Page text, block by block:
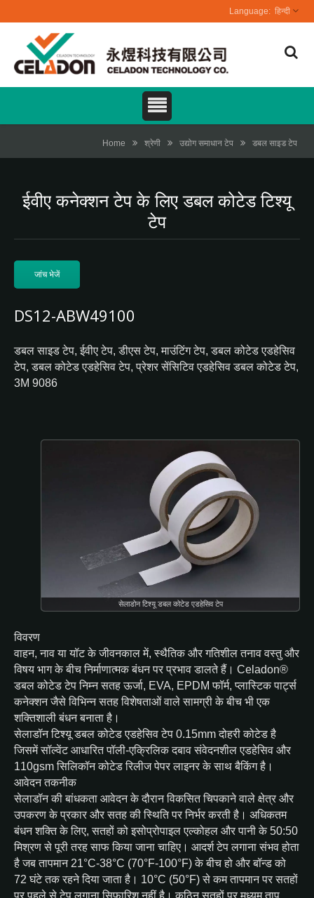
हिन्दी
Home श्रेणी उद्योग समाधान टेप डबल साइड टेप
ईवीए कनेक्शन टेप के लिए डबल कोटेड टिश्यू
टेप
जांच भेजें
DS12-ABW49100
डबल साइड टेप, ईवीए टेप, डीएस टेप, माउंटिंग टेप, डबल कोटेड एडहेसिव
टेप, डबल कोटेड एडहेसिव टेप, प्रेशर सेंसिटिव एडहेसिव डबल कोटेड टेप,
3M 9086
सेलाडोन टिश्यू डबल कोटेड एडहेसिव टेप
विवरण
वाहन, नाव या यॉट के जीवनकाल में, स्थैतिक और गतिशील तनाव वस्तु और
विषय भाग के बीच निर्माणात्मक बंधन पर प्रभाव डालते हैं। Celadon®
डबल कोटेड टेप निम्न सतह ऊर्जा, EVA, EPDM फॉर्म, प्लास्टिक पार्ट्स
कनेक्शन जैसे विभिन्न सतह विशेषताओं वाले सामग्री के बीच भी एक
शक्तिशाली बंधन बनाता है।
सेलाडॉन टिश्यू डबल कोटेड एडहेसिव टेप 0.15mm दोहरी कोटेड है
जिसमें सॉल्वेंट आधारित पॉली-एक्रिलिक दबाव संवेदनशील एडहेसिव और
110gsm सिलिकॉन कोटेड रिलीज पेपर लाइनर के साथ बैकिंग है।
आवेदन तकनीक
सेलाडॉन की बांधकता आवेदन के दौरान विकसित चिपकाने वाले क्षेत्र और
उपकरण के प्रकार और सतह की स्थिति पर निर्भर करती है। अधिकतम
बंधन शक्ति के लिए, सतहों को इसोप्रोपाइल एल्कोहल और पानी के 50:50
मिश्रण से पूरी तरह साफ किया जाना चाहिए। आदर्श टेप लगाना संभव होता
है जब तापमान 21°C-38°C (70°F-100°F) के बीच हो और बॉन्ड को
72 घंटे तक रहने दिया जाता है। 10°C (50°F) से कम तापमान पर सतहों